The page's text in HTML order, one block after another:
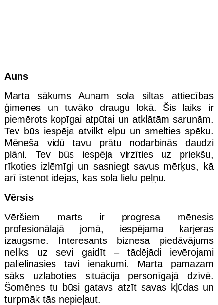
Auns
Marta sākums Aunam sola siltas attiecības
ģimenes un tuvāko draugu lokā. Šis laiks ir
piemērots kopīgai atpūtai un atklātām sarunām.
Tev būs iespēja atvilkt elpu un smelties spēku.
Mēneša vidū tavu prātu nodarbinās daudzi
plāni. Tev būs iespēja virzīties uz priekšu,
rīkoties izlēmīgi un sasniegt savus mērķus, kā
arī īstenot idejas, kas sola lielu peļņu.
Vērsis
Vēršiem marts ir progresa mēnesis
profesionālajā jomā, iespējama karjeras
izaugsme. Interesants biznesa piedāvājums
neliks uz sevi gaidīt – tādējādi ievērojami
palielināsies tavi ienākumi. Martā pamazām
sāks uzlaboties situācija personīgajā dzīvē.
Šomēnes tu būsi gatavs atzīt savas kļūdas un
turpmāk tās nepieļaut.